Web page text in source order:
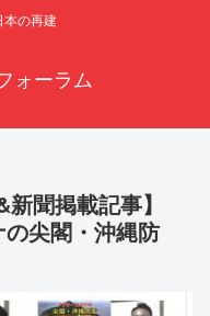
本の再建
ォーラム
聞掲載記事】
尖閣・沖縄防